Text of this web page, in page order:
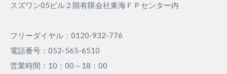
スズワン05ビル２階有限会社東海ＦＰセンター内
フリーダイヤル：0120-932-776
電話番号：052-565-6510
営業時間：10：00～18：00